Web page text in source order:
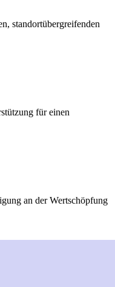
standortübergreifenden
für einen
an der Wertschöpfung